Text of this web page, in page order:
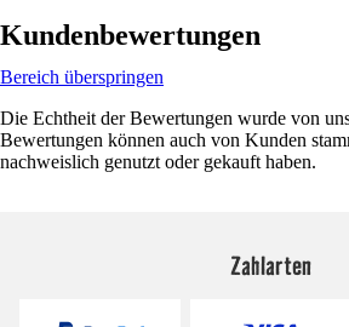
Kundenbewertungen
Bereich überspringen
Die Echtheit der Bewertungen wurde von
Bewertungen können auch von Kunden
nachweislich genutzt oder gekauft haben.
Zahlarten